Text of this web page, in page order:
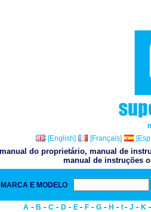
[English]
[Français]
do proprietário, manual de
manual de instruções
MARCA E MODELO
A - B - C - D - E - F - G - H - - J - K